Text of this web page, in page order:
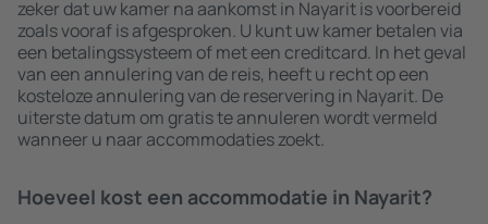
zeker dat uw kamer na aankomst in Nayarit is voorbereid
zoals vooraf is afgesproken. U kunt uw kamer betalen via
een betalingssysteem of met een creditcard. In het geval
van een annulering van de reis, heeft u recht op een
kosteloze annulering van de reservering in Nayarit. De
uiterste datum om gratis te annuleren wordt vermeld
wanneer u naar accommodaties zoekt.
Hoeveel kost een accommodatie in Nayarit?